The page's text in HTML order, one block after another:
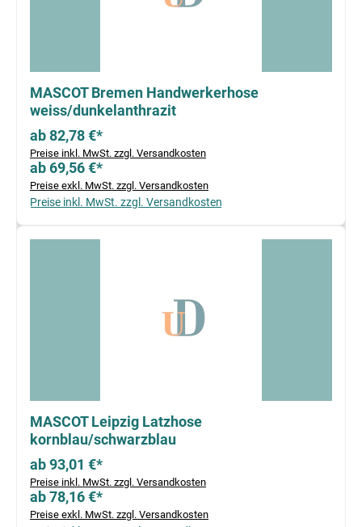
MASCOT Bremen Handwerkerhose
weiss/dunkelanthrazit
ab 82,78 €*
Preise inkl. MwSt. zzgl. Versandkosten
ab 69,56 €*
Preise exkl. MwSt. zzgl. Versandkosten
Preise inkl. MwSt. zzgl. Versandkosten
MASCOT Leipzig Latzhose
kornblau/schwarzblau
ab 93,01 €*
Preise inkl. MwSt. zzgl. Versandkosten
ab 78,16 €*
Preise exkl. MwSt. zzgl. Versandkosten